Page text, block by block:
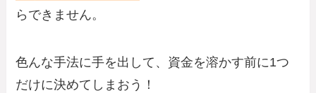
らできません。
色んな手法に手を出して、資金を溶かす前に1つ
だけに決めてしまおう！